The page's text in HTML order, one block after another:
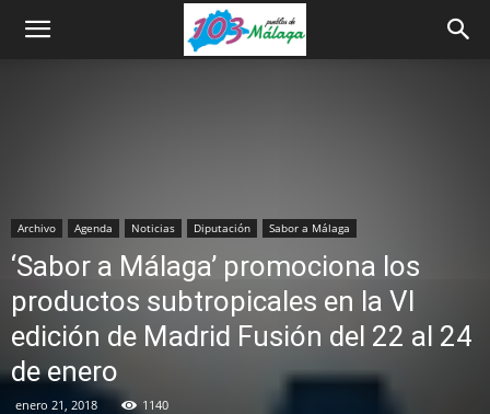
Archivo Agenda Noticias Diputación Sabor a Málaga
‘Sabor a Málaga’ promociona los
productos subtropicales en la VI
edición de Madrid Fusión del 22 al 24
de enero
enero 21, 2018 1140